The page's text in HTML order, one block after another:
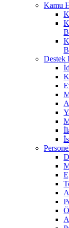
Kamu
Destek